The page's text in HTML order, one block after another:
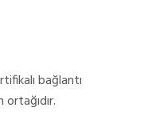
bağlantı